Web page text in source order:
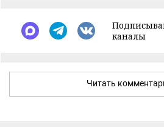
каналы
Читать